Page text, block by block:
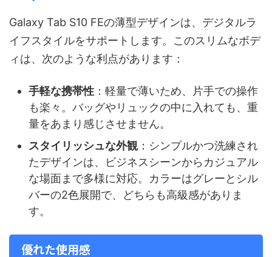
Galaxy Tab S10 FEの薄型デザインは、デジタルラ
イフスタイルをサポートします。このスリムなボデ
ィは、次のような利点があります：
手軽な携帯性 ：軽量で薄いため、片手での操作
も楽々。バッグやリュックの中に入れても、重
量をあまり感じさせません。
スタイリッシュな外観：シンプルかつ洗練され
たデザインは、ビジネスシーンからカジュアル
な場面まで多様に対応。カラーはグレーとシル
バーの2色展開で、どちらも高級感がありま
す。
優れた使用感